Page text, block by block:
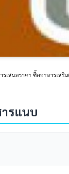
เสนอราคา ซื้ออาหารเส
ารแนบ